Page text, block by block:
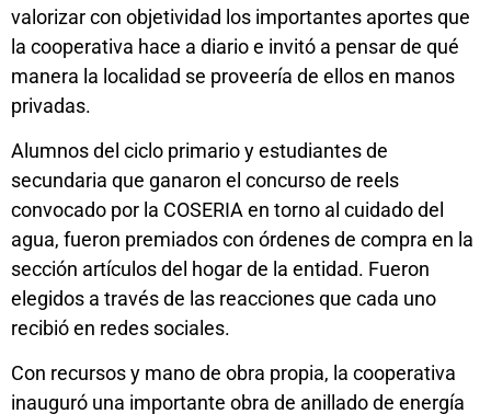
valorizar con objetividad los importantes aportes que
la cooperativa hace a diario e invitó a pensar de qué
manera la localidad se proveería de ellos en manos
privadas.
Alumnos del ciclo primario y estudiantes de
secundaria que ganaron el concurso de reels
convocado por la COSERIA en torno al cuidado del
agua, fueron premiados con órdenes de compra en la
sección artículos del hogar de la entidad. Fueron
elegidos a través de las reacciones que cada uno
recibió en redes sociales.
Con recursos y mano de obra propia, la cooperativa
inauguró una importante obra de anillado de energía